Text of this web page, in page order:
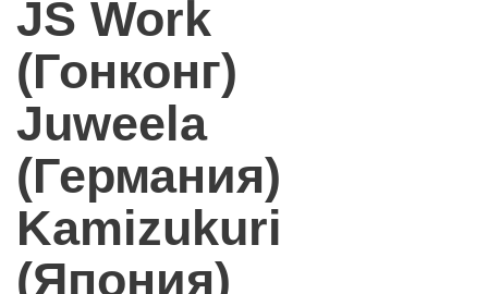
JS Work
(Гонконг)
Juweela
(Германия)
Kamizukuri
(Япония)